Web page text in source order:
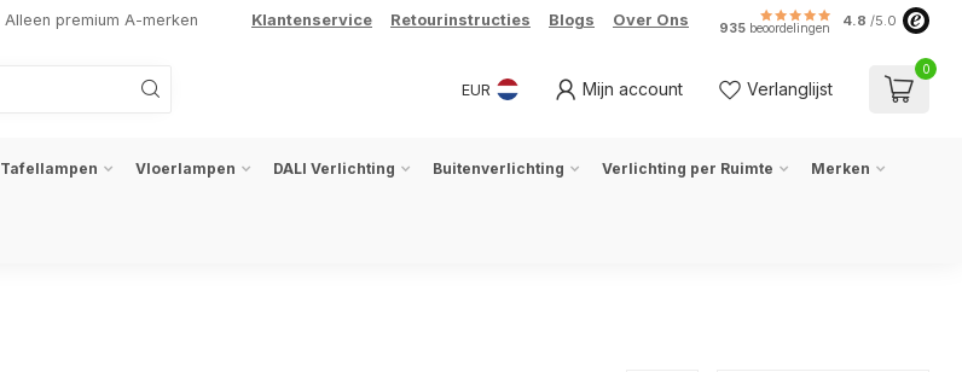
Alleen premium A-merken Klantenservice Retourinstructies Blogs Over Ons 935 beoordelingen 4.8 /5.0
EUR Mijn account Verlanglijst
0
Tafellampen Vloerlampen DALI Verlichting Buitenverlichting Verlichting per Ruimte Merken